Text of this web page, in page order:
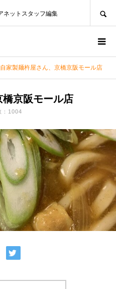
ットスタッフ編集
自家製麺杵屋さん、京橋京阪モール店
京阪モール店
：1004